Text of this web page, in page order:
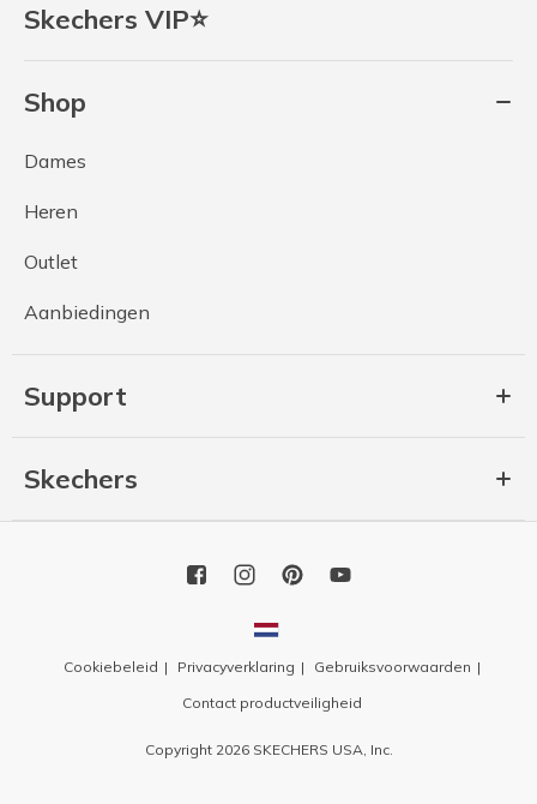
Skechers VIP⭐
Shop
Dames
Heren
Outlet
Aanbiedingen
Support
Skechers
Cookiebeleid Privacyverklaring
Gebruiksvoorwaarden
Contact productveiligheid
Copyright 2026 SKECHERS USA, Inc.